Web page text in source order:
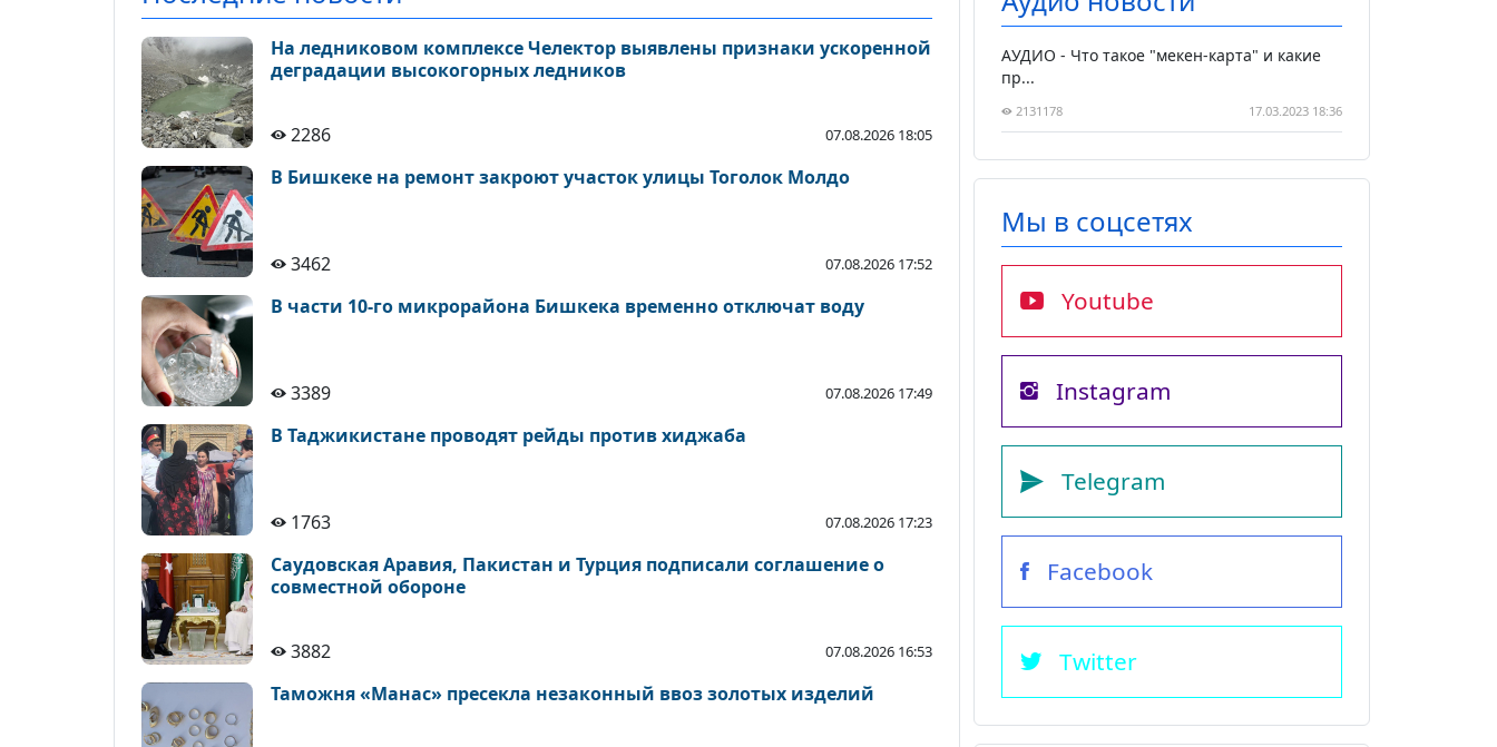
На ледниковом комплексе Челектор выявлены признаки ускоренной
деградации высокогорных ледников
2286 07.08.2026 18:05
В Бишкеке на ремонт закроют участок улицы Тоголок Молдо
3462 07.08.2026 17:52
В части 10-го микрорайона Бишкека временно отключат воду
3389 07.08.2026 17:49
В Таджикистане проводят рейды против хиджаба
1763 07.08.2026 17:23
Саудовская Аравия, Пакистан и Турция подписали соглашение о
совместной обороне
3882 07.08.2026 16:53
Таможня «Манас» пресекла незаконный ввоз золотых изделий
АУДИО - Что такое "мекен-карта" и какие
пр...
2131178 17.03.2023 18:36
Мы в соцсетях
Youtube
Instagram
Telegram
Facebook
Twitter